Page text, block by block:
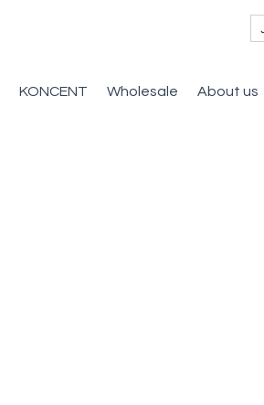
KONCENT Wholesale About us